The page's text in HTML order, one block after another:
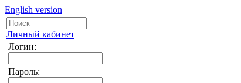
English version
Личный кабинет
Логин:
Пароль: